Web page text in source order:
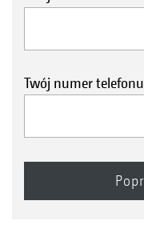
Twój numer telefonu